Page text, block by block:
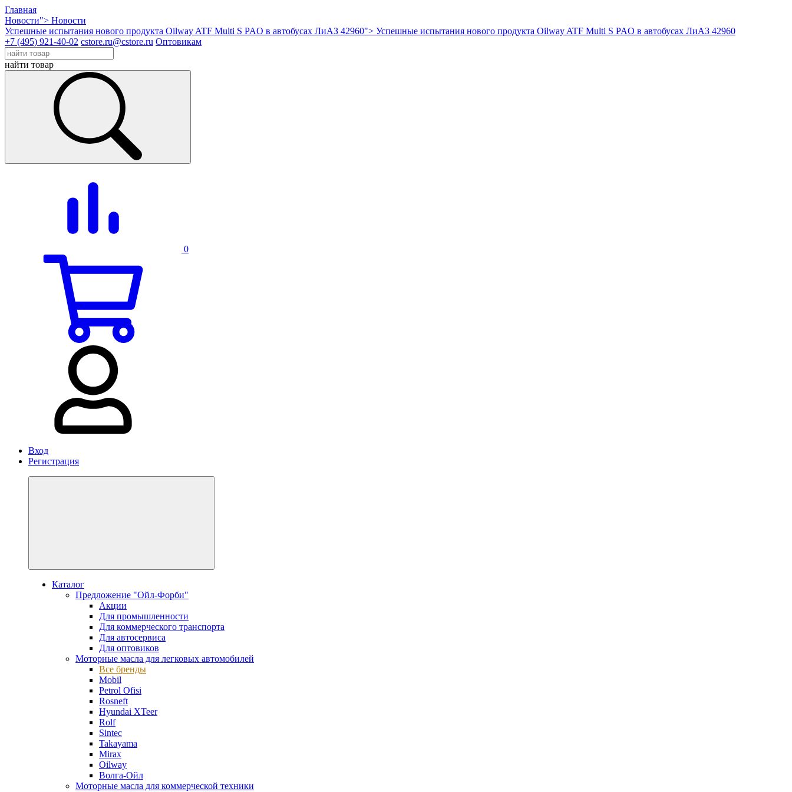
Главная
Новости"> Новости
Успешные испытания нового продукта Oilway ATF Multi S PAO в автобусах ЛиАЗ 42960"> Успешные испытания нового продукта Oilway ATF Multi S PAO в автобусах ЛиАЗ 42960
+7 (495) 921-40-02 cstore.ru@cstore.ru Оптовикам
найти товар
0
Вход
Регистрация
Каталог
Предложение "Ойл-Форби"
Акции
Для промышленности
Для коммерческого транспорта
Для автосервиса
Для оптовиков
Моторные масла для легковых автомобилей
Все бренды
Mobil
Petrol Ofisi
Rosneft
Hyundai XTeer
Rolf
Sintec
Takayama
Mirax
Oilway
Волга-Ойл
Моторные масла для коммерческой техники